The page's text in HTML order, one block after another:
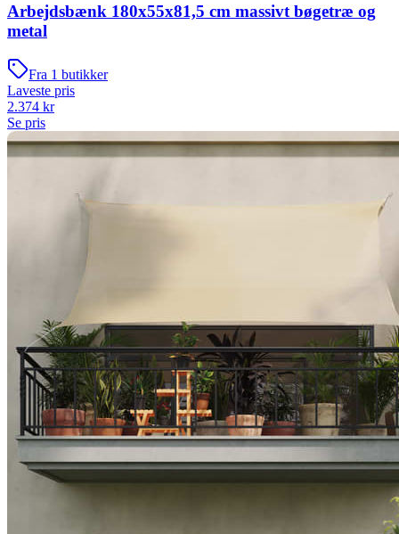
Arbejdsbænk 180x55x81,5 cm massivt bøgetræ og
metal
Fra 1 butikker
Laveste pris
2.374 kr
Se pris